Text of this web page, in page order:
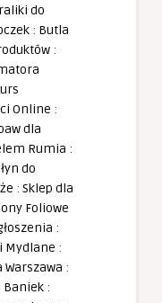
do
: Butla
:
Online :
dla
Rumia :
do
: Sklep dla
Foliowe
:
Mydlane :
Warszawa :
Baniek :